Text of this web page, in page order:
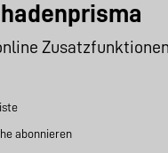
abonnieren